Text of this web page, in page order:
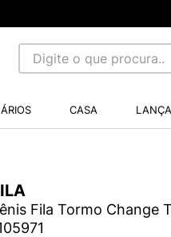
Digite o que procura...
CASA
Fila Tormo Change
BALANCE 530